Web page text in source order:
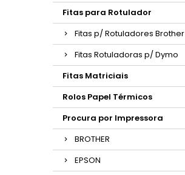
Fitas para Rotulador
Fitas p/ Rotuladores Brother
Fitas Rotuladoras p/ Dymo
Fitas Matriciais
Rolos Papel Térmicos
Procura por Impressora
BROTHER
EPSON